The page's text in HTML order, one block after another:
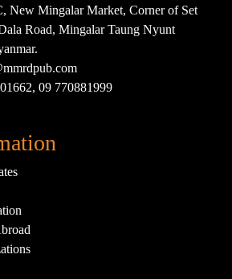
New Mingalar Market, Corner of Set
Road, Mingalar Taung Nyunt
09 770881999